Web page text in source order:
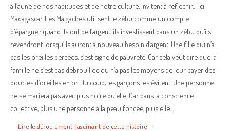
à l’aune de nos habitudes et de notre culture, invitent à réfléchir… Ici,
Madagascar. Les Malgaches utilisent le zébu comme un compte
d’épargne : quand ils ont de l’argent, ils investissent dans un zébu qu’ils
revendront lorsqu’ils auront à nouveau besoin d’argent. Une fille qui n’a
pas les oreilles percées, c’est signe de pauvreté. Car cela veut dire que la
famille ne s’est pas débrouillée ou n’a pas les moyens de leur payer des
boucles d’oreilles en or. Du coup, les garçons les évitent. Une personne
ne se mariera pas avec plus noire qu’elle. Car dans la conscience
collective, plus une personne a la peau foncée, plus elle…
Lire le déroulement fascinant de cette histoire